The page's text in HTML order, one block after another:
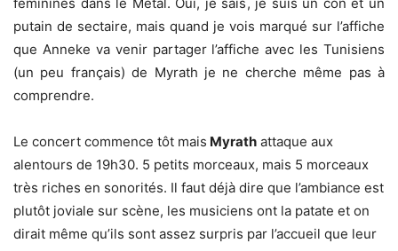
putain de sectaire, mais quand je vois marqué sur l’affiche
que Anneke va venir partager l’affiche avec les Tunisiens
(un peu français) de Myrath je ne cherche même pas à
comprendre.
Le concert commence tôt mais Myrath attaque aux
alentours de 19h30. 5 petits morceaux, mais 5 morceaux
très riches en sonorités. Il faut déjà dire que l’ambiance est
plutôt joviale sur scène, les musiciens ont la patate et on
dirait même qu’ils sont assez surpris par l’accueil que leur